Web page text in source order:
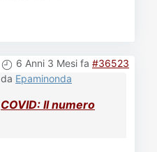
6 Anni 3 Mesi fa #36523
da Epaminonda
COVID: Il numero